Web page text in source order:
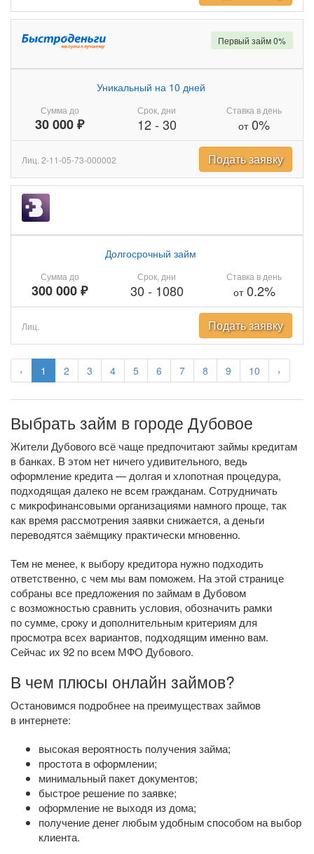
‹ 1 2 3 4 5 6 7 8 9 10 ›
Сумма до
30 000 ₽
Уникальный на 10 дней
Срок, дни
12- 30
Ставка в день
от0%
Первый займ 0%
Лиц. 2-11-05-73-000002 Подать заявку
Сумма до
300 000 ₽
Долгосрочный займ
Срок, дни
30 - 1080
Ставка в день
от0.2%
Лиц. Подать заявку
Выбрать займ в городе Дубовое
Жители Дубового всё чаще предпочитают займы кредитам
в банках. В этом нет ничего удивительного, ведь
оформление кредита — долгая и хлопотная процедура,
подходящая далеко не всем гражданам. Сотрудничать
с микрофинансовыми организациями намного проще, так
как время рассмотрения заявки снижается, а деньги
переводятся заёмщику практически мгновенно.
Тем не менее, к выбору кредитора нужно подходить
ответственно, с чем мы вам поможем. На этой странице
собраны все предложения по займам в Дубовом
с возможностью сравнить условия, обозначить рамки
по сумме, сроку и дополнительным критериям для
просмотра всех вариантов, подходящим именно вам.
Сейчас их 92 по всем МФО Дубового.
В чем плюсы онлайн займов?
Остановимся подробнее на преимуществах займов
в интернете:
высокая вероятность получения займа;
простота в оформлении;
минимальный пакет документов;
быстрое решение по заявке;
оформление не выходя из дома;
получение денег любым удобным способом на выбор
клиента.